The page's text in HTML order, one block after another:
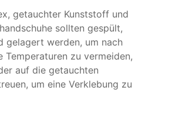
getauchter Kunststoff und
sollten gespült,
gelagert werden, um nach
Temperaturen zu vermeiden,
auf die getauchten
um eine Verklebung zu